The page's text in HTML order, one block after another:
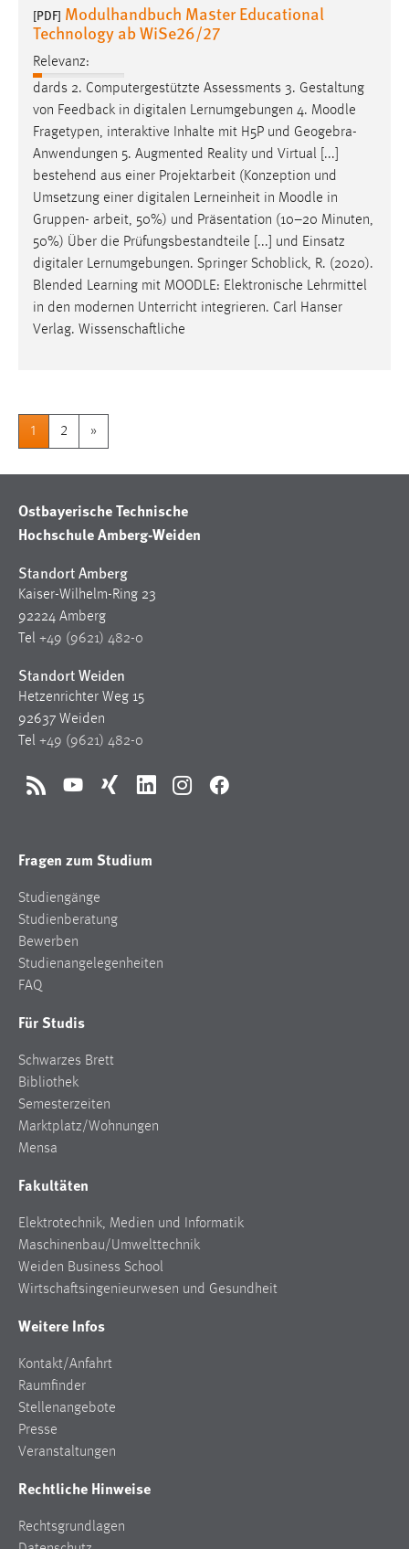
[PDF] Modulhandbuch Master Educational
Technology ab WiSe26/27
Relevanz:
dards 2. Computergestützte Assessments 3. Gestaltung
von Feedback in digitalen Lernumgebungen 4. Moodle
Fragetypen, interaktive Inhalte mit H5P und Geogebra-
Anwendungen 5. Augmented Reality und Virtual [...]
bestehend aus einer Projektarbeit (Konzeption und
Umsetzung einer digitalen Lerneinheit in Moodle in
Gruppen- arbeit, 50%) und Präsentation (10–20 Minuten,
50%) Über die Prüfungsbestandteile [...] und Einsatz
digitaler Lernumgebungen. Springer Schoblick, R. (2020).
Blended Learning mit MOODLE: Elektronische Lehrmittel
in den modernen Unterricht integrieren. Carl Hanser
Verlag. Wissenschaftliche
1 2 »
Ostbayerische Technische
Hochschule Amberg-Weiden
Standort Amberg
Kaiser-Wilhelm-Ring 23
92224 Amberg
Tel +49 (9621) 482-0
Standort Weiden
Hetzenrichter Weg 15
92637 Weiden
Tel +49 (9621) 482-0
RSS YouTubeXing LinkedInInstagramFacebook
Fragen zum Studium
Studiengänge
Studienberatung
Bewerben
Studienangelegenheiten
FAQ
Für Studis
Schwarzes Brett
Bibliothek
Semesterzeiten
Marktplatz/Wohnungen
Mensa
Fakultäten
Elektrotechnik, Medien und Informatik
Maschinenbau/Umwelttechnik
Weiden Business School
Wirtschaftsingenieurwesen und Gesundheit
Weitere Infos
Kontakt/Anfahrt
Raumfinder
Stellenangebote
Presse
Veranstaltungen
Rechtliche Hinweise
Rechtsgrundlagen